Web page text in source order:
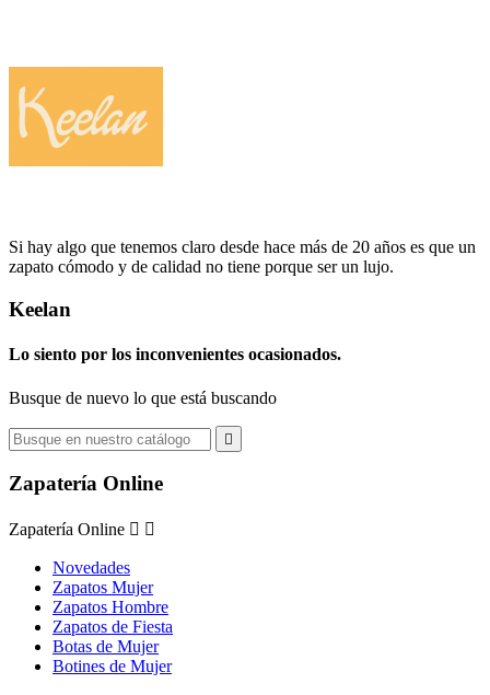
Si hay algo que tenemos claro desde hace más de 20 años es que un
zapato cómodo y de calidad no tiene porque ser un lujo.
Keelan
Lo siento por los inconvenientes ocasionados.
Busque de nuevo lo que está buscando

Zapatería Online
Zapatería Online  
Novedades
Zapatos Mujer
Zapatos Hombre
Zapatos de Fiesta
Botas de Mujer
Botines de Mujer